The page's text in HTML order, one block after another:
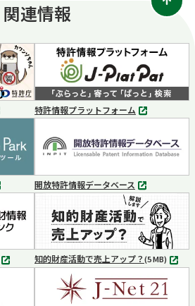
関連情報
特許情報プラットフォーム
別
ブ
で
く
開放特許情報データベース
別
タ
ブ
で
開
く
知的財産活動で売上アップ？(5 MB) MP4